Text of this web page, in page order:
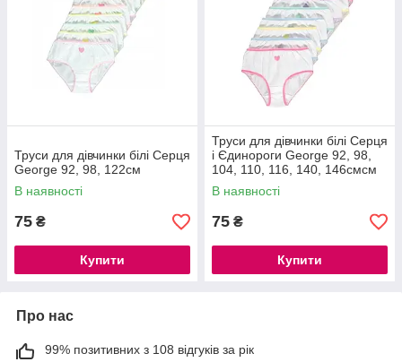
Труси для дівчинки білі Серця
George 92, 98, 122см
В наявності
75 ₴
Купити
Труси для дівчинки білі Серця
і Єдинороги George 92, 98,
104, 110, 116, 140, 146смсм
В наявності
75 ₴
Купити
Про нас
99% позитивних з 108 відгуків за рік